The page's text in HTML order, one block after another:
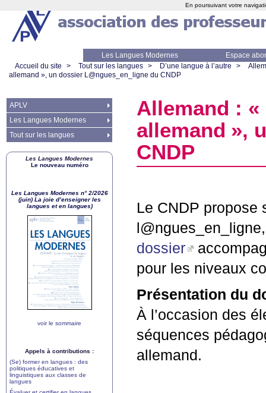
Les Langues Modernes
Espace
Accueil du site
> Tout sur les langues > D’une langue à l’autre >
allemand », un dossier L@ngues_en_ligne du CNDP
Allemand : «
allemand »,
CNDP
Le CNDP propose
dossier
pour les niveaux
Présentation du
À l’occasion des
séquences
allemand.
APLV
Les Langues Modernes
Tout sur les langues
Les Langues Modernes
Le nouveau numéro
Les Langues Modernes n° 2/2026
(juin) La joie d’enseigner les
langues et en langues)
voir le sommaire
Appels à contributions :
(Se) former en langues : des
politiques éducatives et
linguistiques aux classes de
langues
En poursuivant votre